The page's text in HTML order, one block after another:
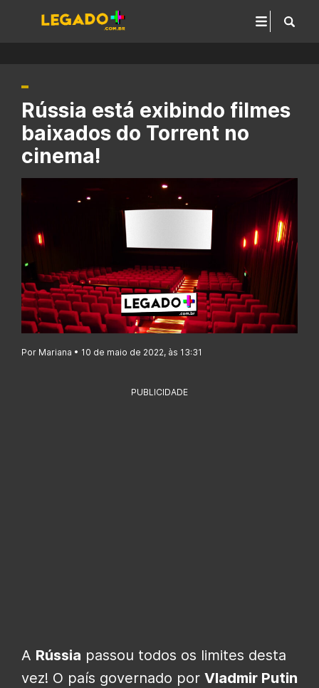
Rússia está exibindo filmes
baixados do Torrent no
cinema!
Por Mariana • 10 de maio de 2022, às 13:31
PUBLICIDADE
A Rússia passou todos os limites desta
vez! O país governado por Vladmir Putin